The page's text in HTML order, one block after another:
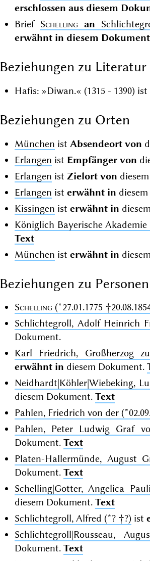
erschlossen aus diesem
Brief Schelling an
erwähnt in diesem
Beziehungen zu Literatur
Hafis: »Diwan.« (1315 - 1390) ist
Beziehungen zu Orten
München ist Absendeort von
Erlangen ist Empfänger von
Erlangen ist Zielort von
Erlangen ist erwähnt in
Kissingen ist erwähnt in
Königlich Bayerische
Text
München ist erwähnt in
Beziehungen zu Personen
Schelling (*27.01.1775
Schlichtegroll, Adolf Heinrich
Dokument.
Karl Friedrich, Großherzog zu
erwähnt in diesem Dokument.
Neidhardt|Köhler|Wiebeking,
diesem Dokument. Text
Pahlen, Friedrich von der
Pahlen, Peter Ludwig Graf
Dokument. Text
Platen-Hallermünde, August
Dokument. Text
Schelling|Gotter, Angelica
diesem Dokument. Text
Schlichtegroll, Alfred (*? †?)ist
Schlichtegroll|Rousseau,
Dokument. Text